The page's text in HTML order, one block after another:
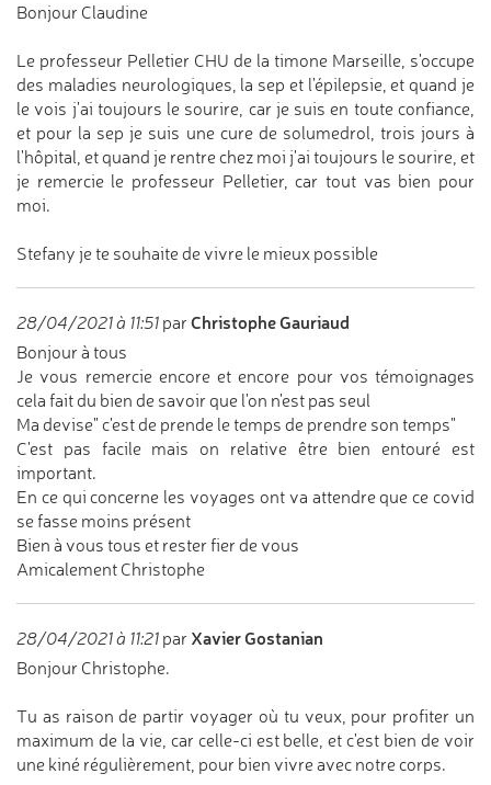
Bonjour Claudine
Le professeur Pelletier CHU de la timone Marseille, s'occupe
des maladies neurologiques, la sep et l'épilepsie, et quand je
le vois j'ai toujours le sourire, car je suis en toute confiance,
et pour la sep je suis une cure de solumedrol, trois jours à
l'hôpital, et quand je rentre chez moi j'ai toujours le sourire, et
je remercie le professeur Pelletier, car tout vas bien pour
moi.
Stefany je te souhaite de vivre le mieux possible
28/04/2021 à 11:51 par Christophe Gauriaud
Bonjour à tous
Je vous remercie encore et encore pour vos témoignages
cela fait du bien de savoir que l'on n'est pas seul
Ma devise" c'est de prende le temps de prendre son temps"
C'est pas facile mais on relative être bien entouré est
important.
En ce qui concerne les voyages ont va attendre que ce covid
se fasse moins présent
Bien à vous tous et rester fier de vous
Amicalement Christophe
28/04/2021 à 11:21 par Xavier Gostanian
Bonjour Christophe.
Tu as raison de partir voyager où tu veux, pour profiter un
maximum de la vie, car celle-ci est belle, et c'est bien de voir
une kiné régulièrement, pour bien vivre avec notre corps.